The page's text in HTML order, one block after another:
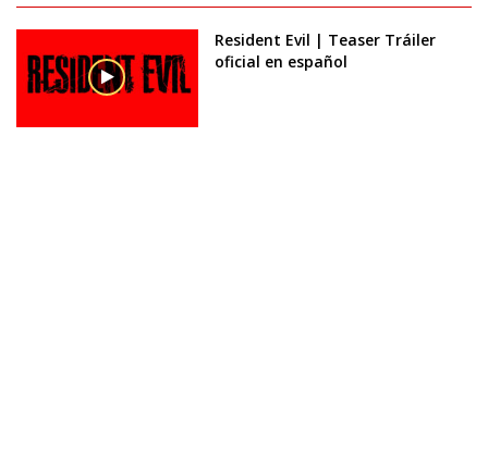
Resident Evil | Teaser Tráiler
oficial en español